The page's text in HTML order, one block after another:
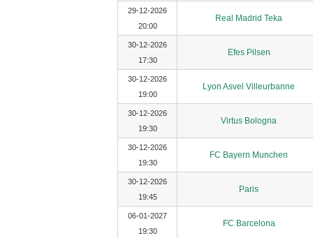
29-12-2026
20:00
Real Madrid Teka
30-12-2026
17:30
Efes Pilsen
30-12-2026
19:00
Lyon Asvel Villeurbanne
30-12-2026
19:30
Virtus Bologna
30-12-2026
19:30
FC Bayern Munchen
30-12-2026
19:45
Paris
06-01-2027
19:30
FC Barcelona